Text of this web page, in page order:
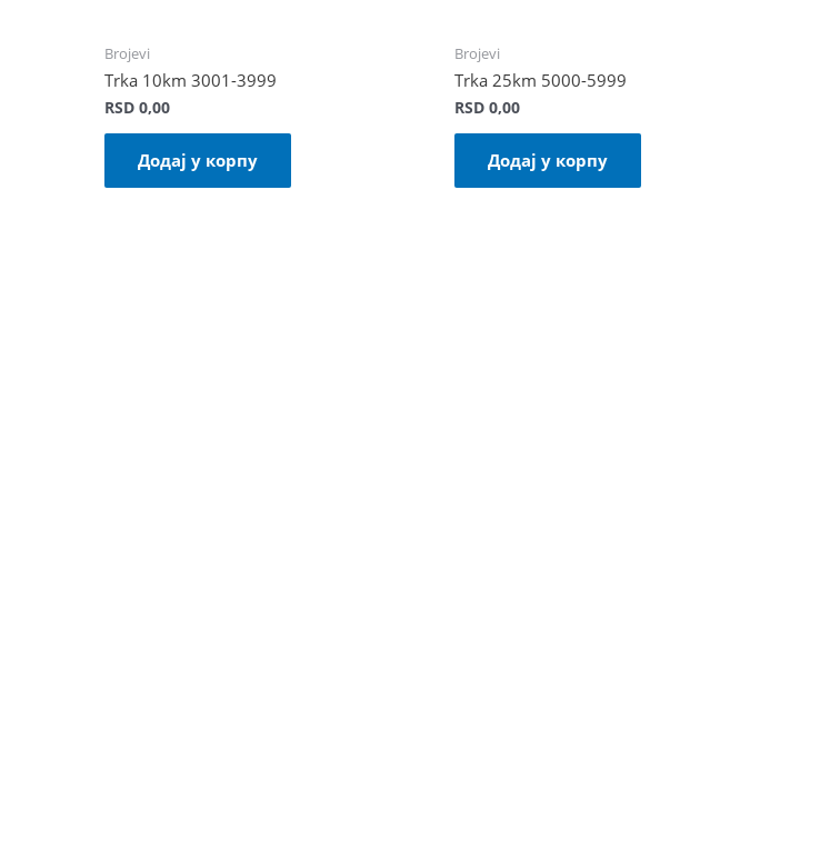
Brojevi
Trka 10km 3001-3999
RSD 0,00
Додај у корпу
Brojevi
Trka 25km 5000-5999
RSD 0,00
Додај у корпу